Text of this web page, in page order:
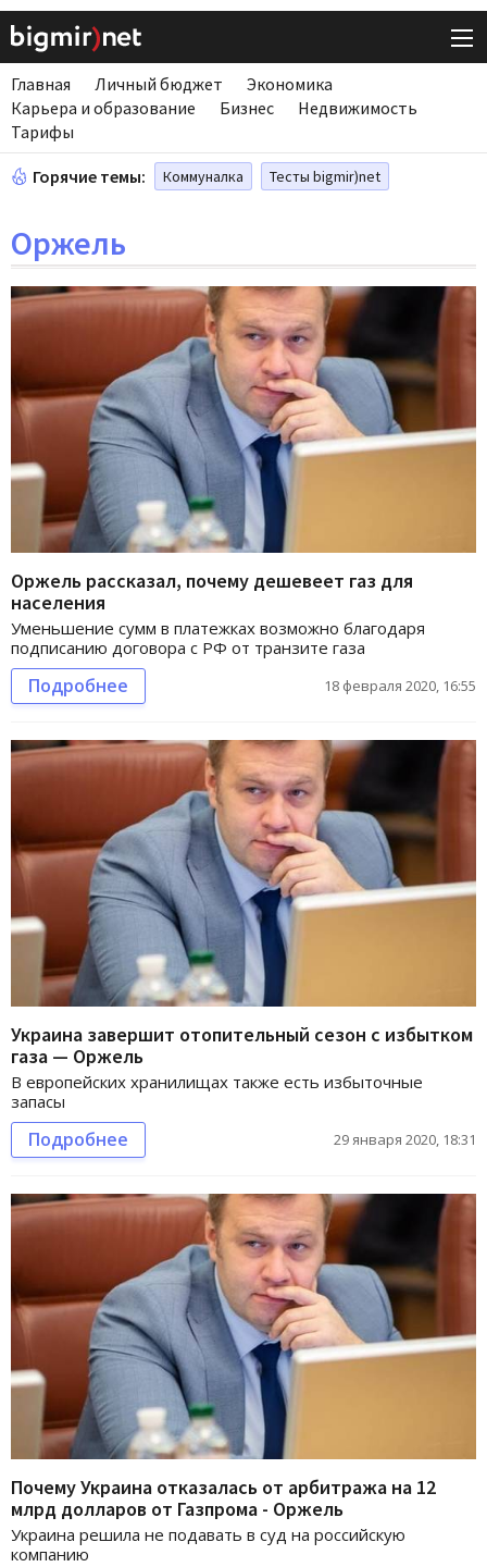
Главная Личный бюджет
Экономика
Карьера и образование
Бизнес
Недвижимость
Тарифы
Горячие темы: Коммуналка Тесты bigmir)net
Оржель
Оржель рассказал, почему дешевеет газ для
населения
Уменьшение сумм в платежках возможно благодаря
подписанию договора с РФ от транзите газа
Подробнее 18 февраля 2020, 16:55
Украина завершит отопительный сезон с избытком
газа — Оржель
В европейских хранилищах также есть избыточные
запасы
Подробнее 29 января 2020, 18:31
Почему Украина отказалась от арбитража на 12
млрд долларов от Газпрома - Оржель
Украина решила не подавать в суд на российскую
компанию